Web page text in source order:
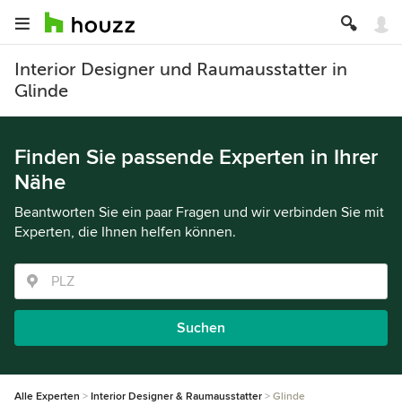
Interior Designer und Raumausstatter in
Glinde
Finden Sie passende Experten in Ihrer
Nähe
Beantworten Sie ein paar Fragen und wir verbinden Sie mit
Experten, die Ihnen helfen können.
Suchen
Alle Experten Interior Designer & Raumausstatter Glinde